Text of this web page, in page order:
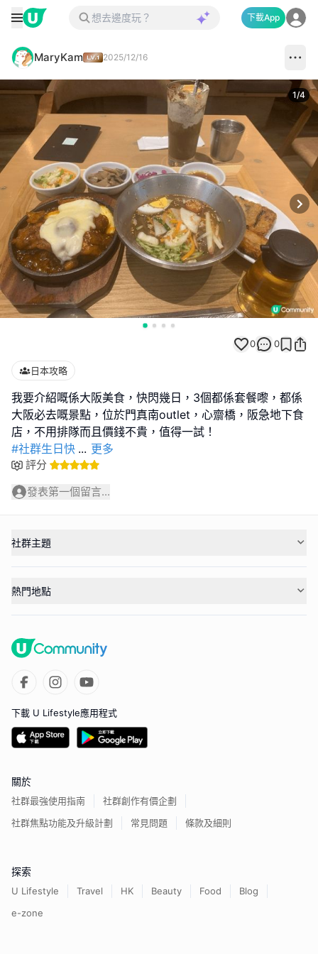
下載App
MaryKam 2025/12/16
1/4
0 0
日本攻略
我要介紹嘅係大阪美食，快閃幾日，3個都係套餐嚟，都係
大阪必去嘅景點，位於門真南outlet，心齋橋，阪急地下食
#社群生日快 ... 更多
評分
發表第一個留言...
社群主題
熱門地點
下載 U Lifestyle應用程式
關於
社群最強使用指南
社群創作有價企劃
社群焦點功能及升級計劃
常見問題 條款及細則
探索
U Lifestyle Travel HK Beauty Food
Blog
e-zone